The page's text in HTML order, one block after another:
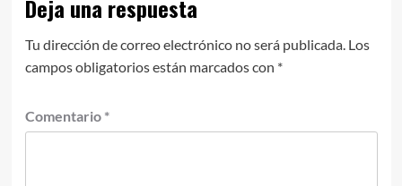
Deja una respuesta
Tu dirección de correo electrónico no será publicada. Los
campos obligatorios están marcados con *
Comentario *